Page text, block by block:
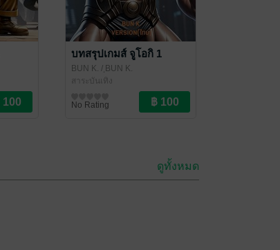
บทสรุปเกมส์ จูโอกิ 1
BUN K. / ฺBUN K.
สาระบันเทิง
No Rating
ดูทั้งหมด